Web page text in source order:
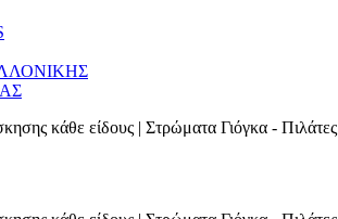
κάθε είδους | Στρώματα Γιόγκα - Πιλάτες